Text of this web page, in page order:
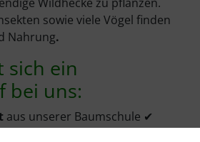
Wildhecke zu pflanzen.
sowie viele Vögel finden
Nahrung.
sich ein
bei uns:
aus unserer Baumschule ✔